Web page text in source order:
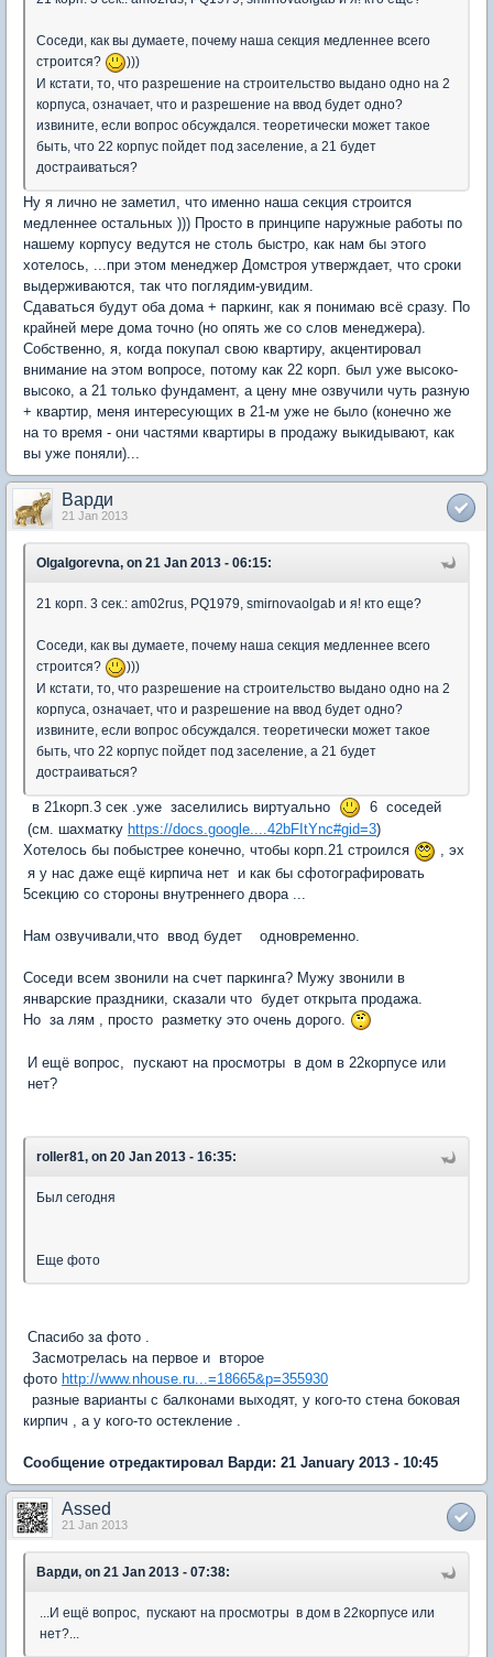
Соседи, как вы думаете, почему наша секция медленнее всего
строится?
)))
И кстати, то, что разрешение на строительство выдано одно на 2
корпуса, означает, что и разрешение на ввод будет одно?
извините, если вопрос обсуждался. теоретически может такое
быть, что 22 корпус пойдет под заселение, а 21 будет
достраиваться?
Ну я лично не заметил, что именно наша секция строится
медленнее остальных ))) Просто в принципе наружные работы по
нашему корпусу ведутся не столь быстро, как нам бы этого
хотелось, ...при этом менеджер Домстроя утверждает, что сроки
выдерживаются, так что поглядим-увидим.
Сдаваться будут оба дома + паркинг, как я понимаю всё сразу. По
крайней мере дома точно (но опять же со слов менеджера).
Собственно, я, когда покупал свою квартиру, акцентировал
внимание на этом вопросе, потому как 22 корп. был уже высоко-
высоко, а 21 только фундамент, а цену мне озвучили чуть разную
+ квартир, меня интересующих в 21-м уже не было (конечно же
на то время - они частями квартиры в продажу выкидывают, как
вы уже поняли)...
Варди
21 Jan 2013
OlgaIgorevna, on 21 Jan 2013 - 06:15:
21 корп. 3 сек.: am02rus, PQ1979, smirnovaolgab и я! кто еще?
Соседи, как вы думаете, почему наша секция медленнее всего
строится?
)))
И кстати, то, что разрешение на строительство выдано одно на 2
корпуса, означает, что и разрешение на ввод будет одно?
извините, если вопрос обсуждался. теоретически может такое
быть, что 22 корпус пойдет под заселение, а 21 будет
достраиваться?
в 21корп.3 сек .уже заселились виртуально
6 соседей
(см. шахматку https://docs.google....42bFItYnc#gid=3)
Хотелось бы побыстрее конечно, чтобы корп.21 строился
, эх
я у нас даже ещё кирпича нет и как бы сфотографировать
5секцию со стороны внутреннего двора ...
Нам озвучивали,что ввод будет одновременно.
Соседи всем звонили на счет паркинга? Мужу звонили в
январские праздники, сказали что будет открыта продажа.
Но за лям , просто разметку это очень дорого.
И ещё вопрос, пускают на просмотры в дом в 22корпусе или
нет?
roller81, on 20 Jan 2013 - 16:35:
Был сегодня
Еще фото
Спасибо за фото .
Засмотрелась на первое и второе
фото http://www.nhouse.ru...=18665&p=355930
разные варианты с балконами выходят, у кого-то стена боковая
кирпич , а у кого-то остекление .
Сообщение отредактировал Варди: 21 January 2013 - 10:45
Assed
21 Jan 2013
Варди, on 21 Jan 2013 - 07:38:
...И ещё вопрос, пускают на просмотры в дом в 22корпусе или
нет?...